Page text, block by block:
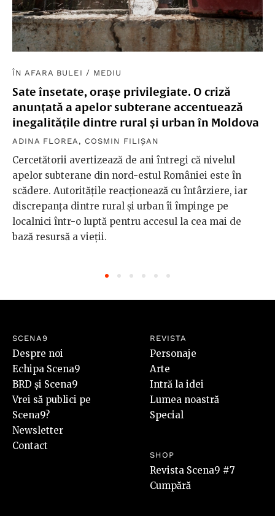
ÎN AFARA BULEI / MEDIU
Sate însetate, orașe privilegiate. O criză
anunțată a apelor subterane accentuează
inegalitățile dintre rural și urban în Moldova
ADINA FLOREA , COSMIN FILIȘAN
Cercetătorii avertizează de ani întregi că nivelul
apelor subterane din nord-estul României este în
scădere. Autoritățile reacționează cu întârziere, iar
discrepanța dintre rural și urban îi împinge pe
localnici într-o luptă pentru accesul la cea mai de
bază resursă a vieții.
SCENA9
Despre noi
Echipa Scena9
BRD și Scena9
Vrei să publici pe
Scena9?
Newsletter
Contact
REVISTA
Personaje
Arte
Intră la idei
Lumea noastră
Special
SHOP
Revista Scena9 #7
Cumpără